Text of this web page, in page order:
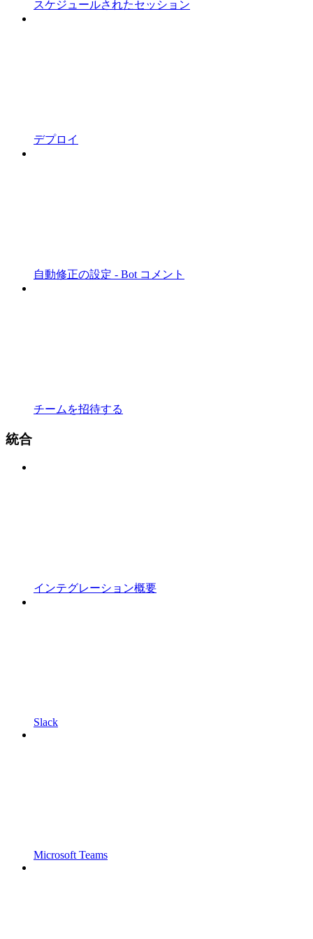
スケジュールされたセッション
デプロイ
自動修正の設定 - Bot コメント
チームを招待する
統合
インテグレーション概要
Slack
Microsoft Teams